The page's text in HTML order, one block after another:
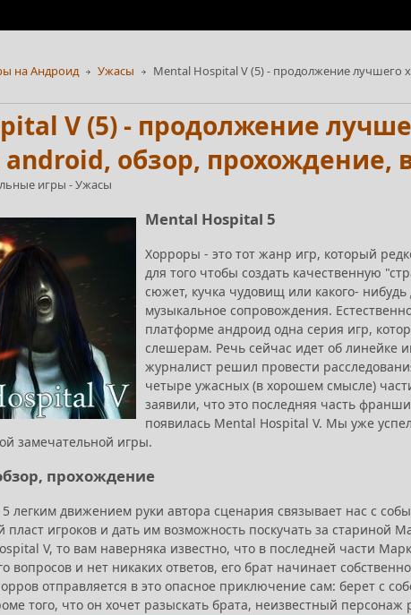
на Андроид Ужасы
Mental Hospital V (5) - продолжение лучшего
V (5) - продолжение
android, обзор, прохождение,
игры -Ужасы
Mental Hospital 5
Хорроры - это тот жанр игр, который
для того чтобы создать качественную
сюжет, кучка чудовищ или какого-
музыкальное сопровождения.
платформе андроид одна серия игр,
слешерам. Речь сейчас идет об линейке
журналист решил провести
четыре ужасных (в хорошем смысле)
заявили, что это последняя часть
появилась Mental Hospital V. Мы уже
замечательной игры.
прохождение
легким движением руки автора сценария связывает нас с
пласт игроков и дать им возможность поскучать за
V, то вам наверняка известно, что в последней части
вопросов и нет никаких ответов, его брат начинает
отправляется в это опасное приключение сам: берет с
того, что он хочет разыскать брата, неизвестный